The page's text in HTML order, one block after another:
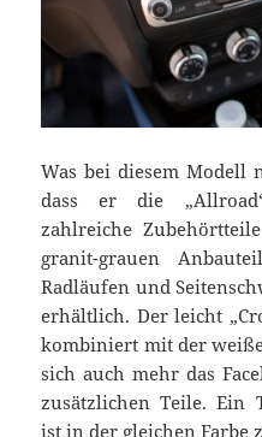
Was bei diesem Modell
dass er die
zahlreiche
granit-grauen
Radläufen und
erhältlich. Der leicht
kombiniert mit der
sich auch mehr das
zusätzlichen Teile. Ein
ist in der gleichen Farbe